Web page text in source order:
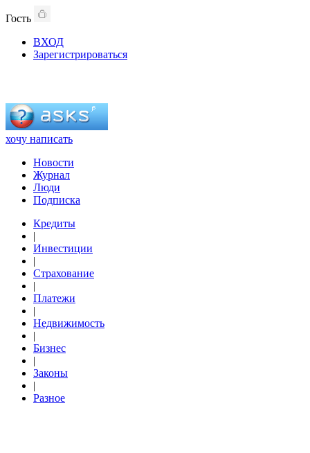
Гость
ВХОД
Зарегистрироваться
хочу написать
Новости
Журнал
Люди
Подписка
Кредиты
|
Инвестиции
|
Страхование
|
Платежи
|
Недвижимость
|
Бизнес
|
Законы
|
Разное